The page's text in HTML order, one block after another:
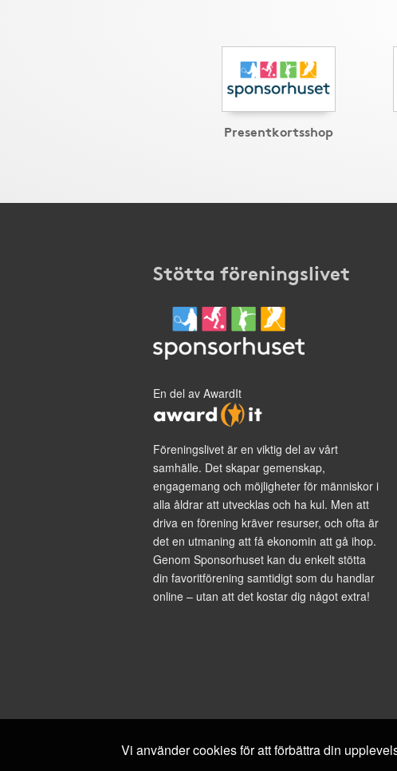
Presentkortsshop
Stötta föreningslivet
En del av AwardIt
Föreningslivet är en viktig del av vårt
samhälle. Det skapar gemenskap,
engagemang och möjligheter för människor i
alla åldrar att utvecklas och ha kul. Men att
driva en förening kräver resurser, och ofta är
det en utmaning att få ekonomin att gå ihop.
Genom Sponsorhuset kan du enkelt stötta
din favoritförening samtidigt som du handlar
online – utan att det kostar dig något extra!
Vi använder cookies för att förbättra din